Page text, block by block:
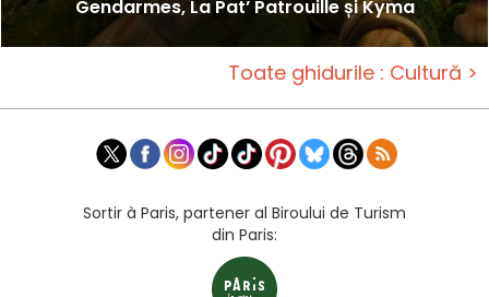
Gendarmes, La Pat’ Patrouille și Kyma
Toate ghidurile : Cultură >
Sortir à Paris, partener al Biroului de Turism
din Paris: